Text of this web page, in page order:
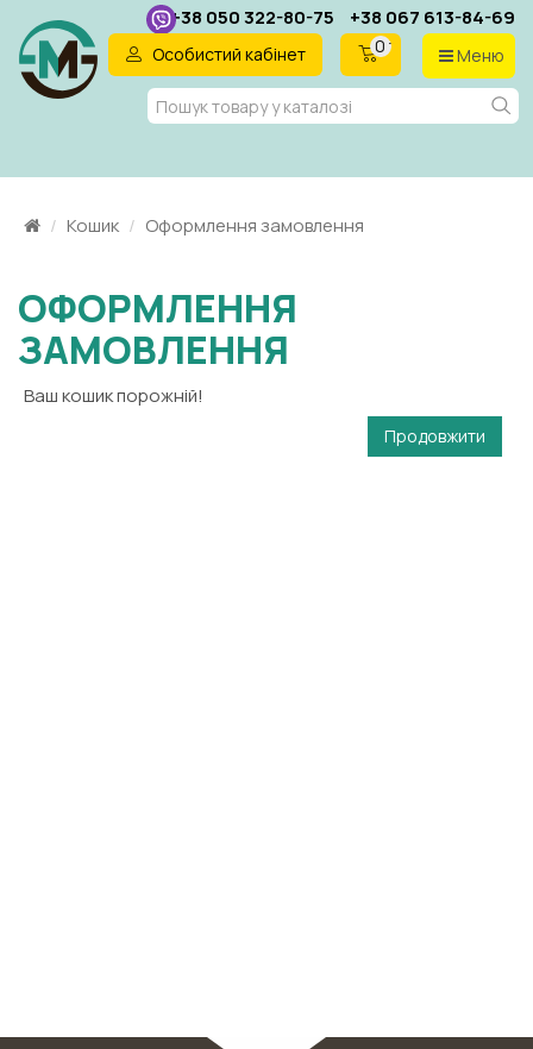
+38 050 322-80-75 +38 067 613-84-69
Меню
0 товар(ів) - 0 грн.
Особистий кабінет
UA
Кошик Оформлення замовлення
ОФОРМЛЕННЯ
ЗАМОВЛЕННЯ
Ваш кошик порожній!
Продовжити